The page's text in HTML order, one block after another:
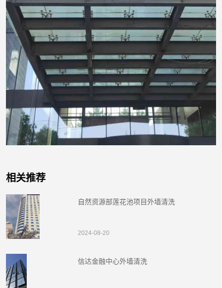
相关推荐
自然资源部莲花池项目外墙清洗
2024-08-20
信达金融中心外墙清洗